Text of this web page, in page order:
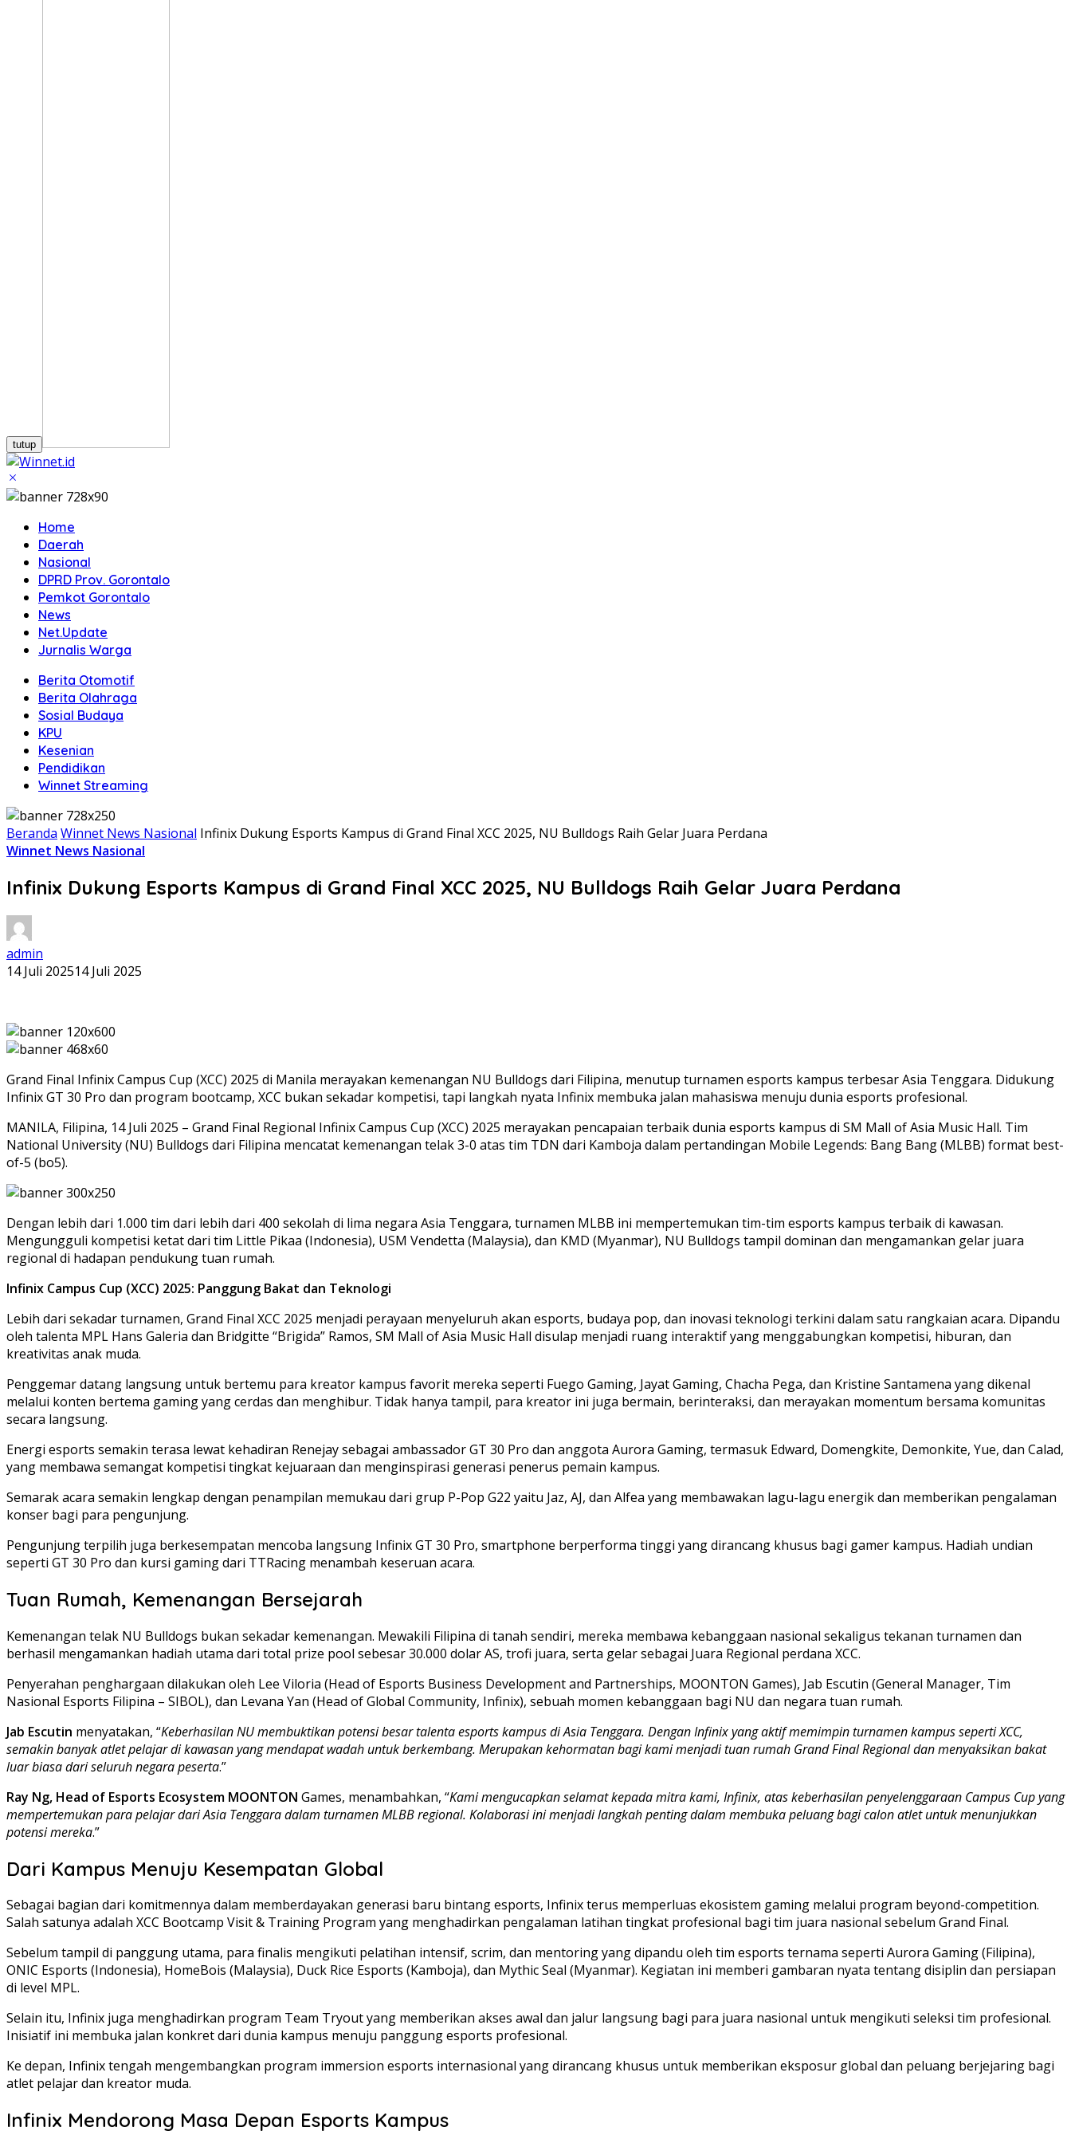
tutup
Home
Daerah
Nasional
DPRD Prov. Gorontalo
Pemkot Gorontalo
News
Net.Update
Jurnalis Warga
Berita Otomotif
Berita Olahraga
Sosial Budaya
KPU
Kesenian
Pendidikan
Winnet Streaming
Beranda Winnet News Nasional Infinix Dukung Esports Kampus di Grand Final XCC 2025, NU Bulldogs Raih Gelar Juara Perdana
Winnet News Nasional
Infinix Dukung Esports Kampus di Grand Final XCC 2025, NU Bulldogs Raih Gelar Juara Perdana
admin
14 Juli 202514 Juli 2025
Grand Final Infinix Campus Cup (XCC) 2025 di Manila merayakan kemenangan NU Bulldogs dari Filipina, menutup turnamen esports kampus terbesar Asia Tenggara. Didukung
Infinix GT 30 Pro dan program bootcamp, XCC bukan sekadar kompetisi, tapi langkah nyata Infinix membuka jalan mahasiswa menuju dunia esports profesional.
MANILA, Filipina, 14 Juli 2025 – Grand Final Regional Infinix Campus Cup (XCC) 2025 merayakan pencapaian terbaik dunia esports kampus di SM Mall of Asia Music Hall. Tim
National University (NU) Bulldogs dari Filipina mencatat kemenangan telak 3-0 atas tim TDN dari Kamboja dalam pertandingan Mobile Legends: Bang Bang (MLBB) format best-
of-5 (bo5).
Dengan lebih dari 1.000 tim dari lebih dari 400 sekolah di lima negara Asia Tenggara, turnamen MLBB ini mempertemukan tim-tim esports kampus terbaik di kawasan.
Mengungguli kompetisi ketat dari tim Little Pikaa (Indonesia), USM Vendetta (Malaysia), dan KMD (Myanmar), NU Bulldogs tampil dominan dan mengamankan gelar juara
regional di hadapan pendukung tuan rumah.
Infinix Campus Cup (XCC) 2025: Panggung Bakat dan Teknologi
Lebih dari sekadar turnamen, Grand Final XCC 2025 menjadi perayaan menyeluruh akan esports, budaya pop, dan inovasi teknologi terkini dalam satu rangkaian acara. Dipandu
oleh talenta MPL Hans Galeria dan Bridgitte “Brigida” Ramos, SM Mall of Asia Music Hall disulap menjadi ruang interaktif yang menggabungkan kompetisi, hiburan, dan
kreativitas anak muda.
Penggemar datang langsung untuk bertemu para kreator kampus favorit mereka seperti Fuego Gaming, Jayat Gaming, Chacha Pega, dan Kristine Santamena yang dikenal
melalui konten bertema gaming yang cerdas dan menghibur. Tidak hanya tampil, para kreator ini juga bermain, berinteraksi, dan merayakan momentum bersama komunitas
secara langsung.
Energi esports semakin terasa lewat kehadiran Renejay sebagai ambassador GT 30 Pro dan anggota Aurora Gaming, termasuk Edward, Domengkite, Demonkite, Yue, dan Calad,
yang membawa semangat kompetisi tingkat kejuaraan dan menginspirasi generasi penerus pemain kampus.
Semarak acara semakin lengkap dengan penampilan memukau dari grup P-Pop G22 yaitu Jaz, AJ, dan Alfea yang membawakan lagu-lagu energik dan memberikan pengalaman
konser bagi para pengunjung.
Pengunjung terpilih juga berkesempatan mencoba langsung Infinix GT 30 Pro, smartphone berperforma tinggi yang dirancang khusus bagi gamer kampus. Hadiah undian
seperti GT 30 Pro dan kursi gaming dari TTRacing menambah keseruan acara.
Tuan Rumah, Kemenangan Bersejarah
Kemenangan telak NU Bulldogs bukan sekadar kemenangan. Mewakili Filipina di tanah sendiri, mereka membawa kebanggaan nasional sekaligus tekanan turnamen dan
berhasil mengamankan hadiah utama dari total prize pool sebesar 30.000 dolar AS, trofi juara, serta gelar sebagai Juara Regional perdana XCC.
Penyerahan penghargaan dilakukan oleh Lee Viloria (Head of Esports Business Development and Partnerships, MOONTON Games), Jab Escutin (General Manager, Tim
Nasional Esports Filipina – SIBOL), dan Levana Yan (Head of Global Community, Infinix), sebuah momen kebanggaan bagi NU dan negara tuan rumah.
Jab Escutin menyatakan, “Keberhasilan NU membuktikan potensi besar talenta esports kampus di Asia Tenggara. Dengan Infinix yang aktif memimpin turnamen kampus seperti XCC,
semakin banyak atlet pelajar di kawasan yang mendapat wadah untuk berkembang. Merupakan kehormatan bagi kami menjadi tuan rumah Grand Final Regional dan menyaksikan bakat
luar biasa dari seluruh negara peserta.”
Ray Ng, Head of Esports Ecosystem MOONTON Games, menambahkan, “Kami mengucapkan selamat kepada mitra kami, Infinix, atas keberhasilan penyelenggaraan Campus Cup yang
mempertemukan para pelajar dari Asia Tenggara dalam turnamen MLBB regional. Kolaborasi ini menjadi langkah penting dalam membuka peluang bagi calon atlet untuk menunjukkan
potensi mereka.”
Dari Kampus Menuju Kesempatan Global
Sebagai bagian dari komitmennya dalam memberdayakan generasi baru bintang esports, Infinix terus memperluas ekosistem gaming melalui program beyond-competition.
Salah satunya adalah XCC Bootcamp Visit & Training Program yang menghadirkan pengalaman latihan tingkat profesional bagi tim juara nasional sebelum Grand Final.
Sebelum tampil di panggung utama, para finalis mengikuti pelatihan intensif, scrim, dan mentoring yang dipandu oleh tim esports ternama seperti Aurora Gaming (Filipina),
ONIC Esports (Indonesia), HomeBois (Malaysia), Duck Rice Esports (Kamboja), dan Mythic Seal (Myanmar). Kegiatan ini memberi gambaran nyata tentang disiplin dan persiapan
di level MPL.
Selain itu, Infinix juga menghadirkan program Team Tryout yang memberikan akses awal dan jalur langsung bagi para juara nasional untuk mengikuti seleksi tim profesional.
Inisiatif ini membuka jalan konkret dari dunia kampus menuju panggung esports profesional.
Ke depan, Infinix tengah mengembangkan program immersion esports internasional yang dirancang khusus untuk memberikan eksposur global dan peluang berjejaring bagi
atlet pelajar dan kreator muda.
Infinix Mendorong Masa Depan Esports Kampus